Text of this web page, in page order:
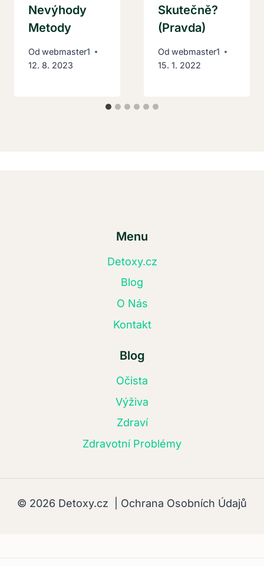
Nevýhody
Metody
Od webmaster1
12. 8. 2023
Skutečně?
(Pravda)
Od webmaster1
15. 1. 2022
Menu
Detoxy.cz
Blog
O Nás
Kontakt
Blog
Očista
Výživa
Zdraví
Zdravotní Problémy
© 2026 Detoxy.cz | Ochrana Osobních Údajů